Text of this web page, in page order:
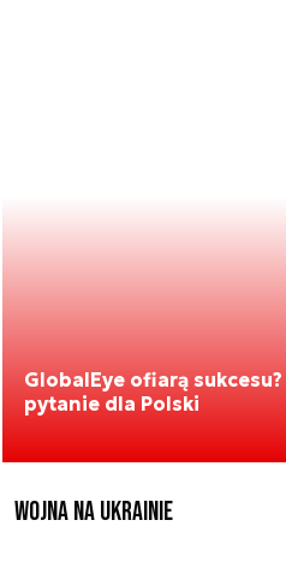
GlobalEye ofiarą
pytanie dla Polski
Wojna na Ukrainie